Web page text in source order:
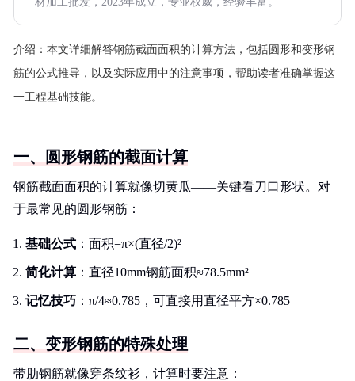
介绍： 本文详细解答钢筋截面面积的计算方法，包括圆形和变形钢
筋的公式推导，以及实际应用中的注意事项，帮助读者准确掌握这
一工程基础技能。
一、圆形钢筋的截面计算
钢筋截面面积的计算就像切黄瓜——关键看刀口形状。对
于最常见的圆形钢筋：
基础公式 ：面积=π×(直径/2)²
简化计算 ：直径10mm钢筋面积≈78.5mm²
记忆技巧 ：π/4≈0.785，可直接用直径平方×0.785
二、变形钢筋的特殊处理
带肋钢筋就像穿条纹衫，计算时要注意：